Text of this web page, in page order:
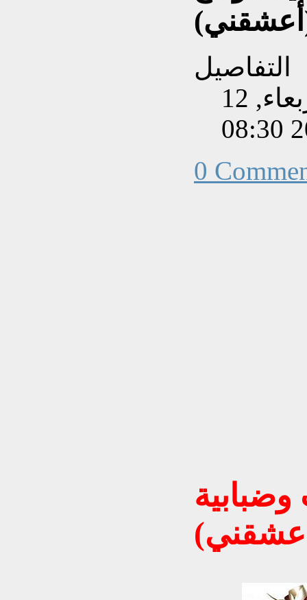
التفاصيل
تم إنشاءه بتاريخ الأربعاء, 12
0
وضبابية